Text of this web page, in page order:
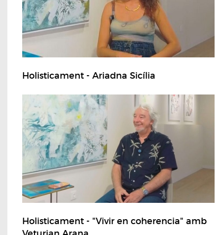
Holisticament - Ariadna Sicília
Holisticament - "Vivir en coherencia" amb